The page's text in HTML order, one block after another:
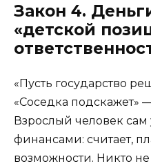
Закон 4.
«детской
«Пусть государство
«Соседка подскажет»
Взрослый человек сам
финансами: считает,
возможности. Никто не